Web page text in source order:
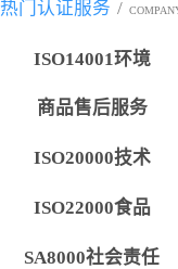
热门认证服务 /
ISO14001环境
商品售后服务
ISO20000技术
ISO22000食品
SA8000社会责任